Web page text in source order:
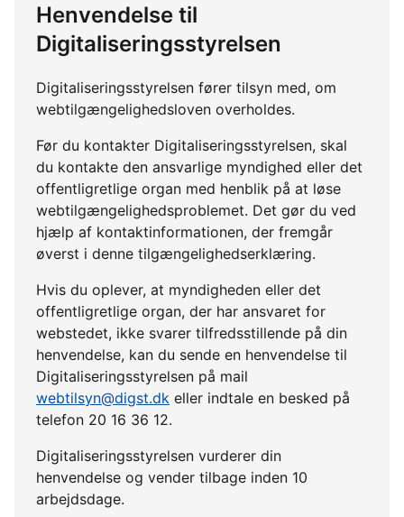
Henvendelse til
Digitaliseringsstyrelsen
Digitaliseringsstyrelsen fører tilsyn med, om
webtilgængelighedsloven overholdes.
Før du kontakter Digitaliseringsstyrelsen, skal
du kontakte den ansvarlige myndighed eller det
offentligretlige organ med henblik på at løse
webtilgængelighedsproblemet. Det gør du ved
hjælp af kontaktinformationen, der fremgår
øverst i denne tilgængelighedserklæring.
Hvis du oplever, at myndigheden eller det
offentligretlige organ, der har ansvaret for
webstedet, ikke svarer tilfredsstillende på din
henvendelse, kan du sende en henvendelse til
Digitaliseringsstyrelsen på mail
webtilsyn@digst.dk eller indtale en besked på
telefon 20 16 36 12.
Digitaliseringsstyrelsen vurderer din
henvendelse og vender tilbage inden 10
arbejdsdage.